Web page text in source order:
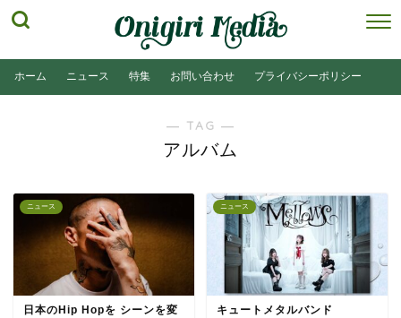
ホーム ニュース 特集 お問い合わせ プライバシーポリシー
― TAG ―
アルバム
ニュース
日本のHip Hopを シーンを変
ニュース
キュートメタルバンド